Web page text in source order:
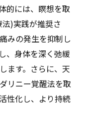
的には、瞑想を取
)実践が推奨さ
みの発生を抑制し
、身体を深く弛緩
ます。さらに、天
リニー覚醒法を取
性化し、より持続